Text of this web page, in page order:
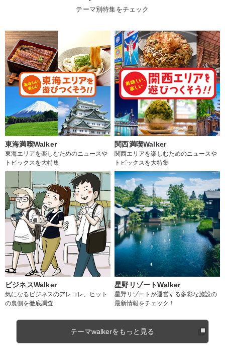
テーマ別特集をチェック
東海満喫Walker
東海エリアを楽しむためのニュースや
トピックスを大特集
関西満喫Walker
関西エリアを楽しむためのニュースや
トピックスを大特集
ビジネスWalker
気になるビジネスのアレコレ、ヒット
の裏側を徹底調査
星野リゾートWalker
星野リゾートが運営する多彩な施設の
最新情報をチェック！
テーマwalkerをもっと見る